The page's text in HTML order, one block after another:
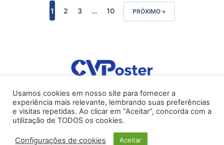
1 2 3 … 10 PRÓXIMO »
INÍCIO
CONTATO
POLÍTICA DE PRIVACIDADE
Usamos cookies em nosso site para fornecer a
experiência mais relevante, lembrando suas preferências
e visitas repetidas. Ao clicar em “Aceitar”, concorda com a
utilização de TODOS os cookies.
Configurações de cookies Aceitar